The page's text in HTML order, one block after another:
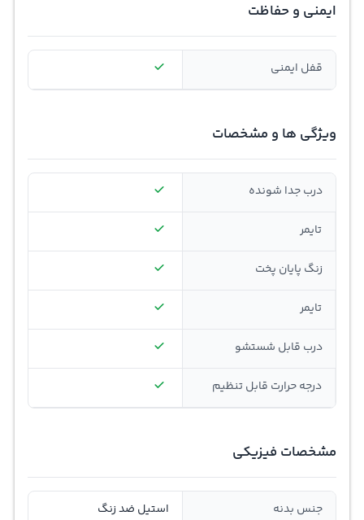
ایمنی و حفاظت
قفل ایمنی
ویژگی ها و مشخصات
درب جدا شونده
تایمر
زنگ پایان پخت
تایمر
درب قابل شستشو
درجه حرارت قابل تنظیم
مشخصات فیزیکی
جنس بدنه استیل ضد زنگ